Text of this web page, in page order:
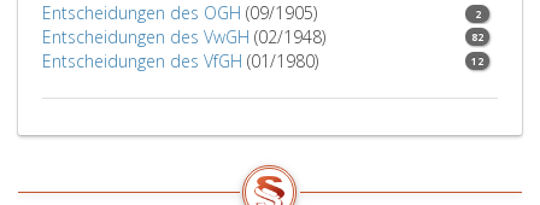
Entscheidungen des OGH (09/1905) 2
Entscheidungen des VwGH (02/1948) 82
Entscheidungen des VfGH (01/1980) 12